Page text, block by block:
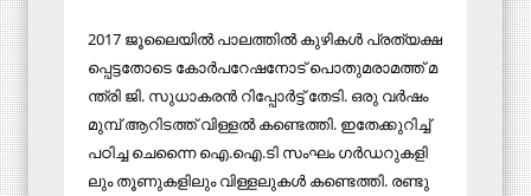
2017 ജൂ​ലൈ​യി​ൽ പാ​ല​ത്തി​ൽ കു​ഴി​ക​ൾ പ്ര​ത്യ​ക്ഷ​
പ്പെ​ട്ട​തോ​ടെ കോ​ർ​പ​റേ​​ഷ​നോ​ട്​ പൊ​തു​മ​രാ​മ​ത്ത്​ മ​
ന്ത്രി ജി. ​സു​ധാ​ക​ര​ൻ റി​പ്പോ​ർ​ട്ട്​ തേ​ടി. ഒ​രു വ​ർ​ഷം
മു​മ്പ്​ ആ​റി​ട​ത്ത്​ വി​ള്ള​ൽ ക​ണ്ടെ​ത്തി. ഇ​തേ​ക്കു​റി​ച്ച്​
പ​ഠി​ച്ച ചെ​ന്നൈ ഐ.​ഐ.​ടി സം​ഘം ഗ​ർ​ഡ​റു​ക​ളി​
ലും തൂ​ണു​ക​ളി​ലും വി​ള്ള​ലു​ക​ൾ ക​ണ്ടെ​ത്തി. ര​ണ്ടു​